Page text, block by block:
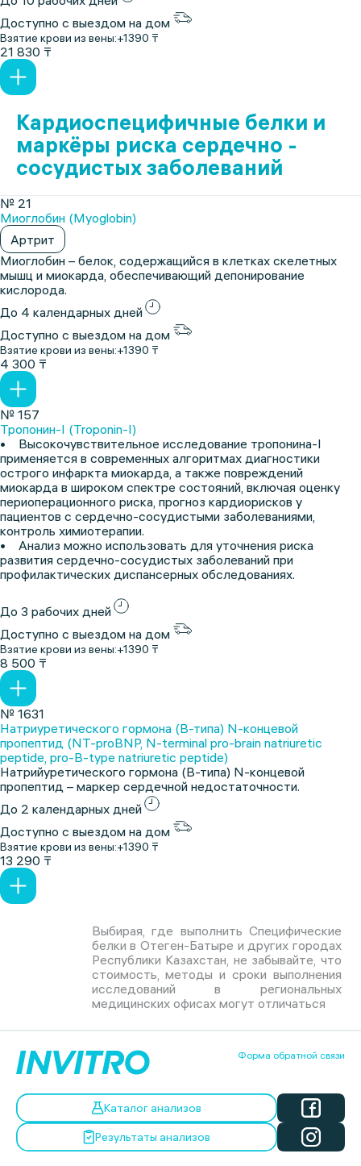
Доступно с выездом на дом
Взятие крови из вены:+1390 ₸
21 830 ₸
Кардиоспецифичные белки и
маркёры риска сердечно -
сосудистых заболеваний
№ 21
Миоглобин (Myoglobin)
Артрит
Миоглобин – белок, содержащийся в клетках скелетных
мышц и миокарда, обеспечивающий депонирование
кислорода.
До 4 календарных дней
Доступно с выездом на дом
Взятие крови из вены:+1390 ₸
4 300 ₸
№ 157
Тропонин-I (Troponin-I)
• Высокочувствительное исследование тропонина-I
применяется в современных алгоритмах диагностики
острого инфаркта миокарда, а также повреждений
миокарда в широком спектре состояний, включая оценку
периоперационного риска, прогноз кардиорисков у
пациентов с сердечно-сосудистыми заболеваниями,
контроль химиотерапии.
• Анализ можно использовать для уточнения риска
развития сердечно-сосудистых заболеваний при
профилактических диспансерных обследованиях.
До 3 рабочих дней
Доступно с выездом на дом
Взятие крови из вены:+1390 ₸
8 500 ₸
№ 1631
Натриуретического гормона (В-типа) N-концевой
пропептид (NT-proBNP, N-terminal pro-brain natriuretic
peptide, pro-B-type natriuretic peptide)
Натрийуретического гормона (В-типа) N-концевой
пропептид – маркер сердечной недостаточности.
До 2 календарных дней
Доступно с выездом на дом
Взятие крови из вены:+1390 ₸
13 290 ₸
Выбирая, где выполнить Специфические
белки в Отеген-Батыре и других городах
Республики Казахстан, не забывайте, что
стоимость, методы и сроки выполнения
исследований в региональных
медицинских офисах могут отличаться
Форма обратной связи
Каталог анализов
Результаты анализов